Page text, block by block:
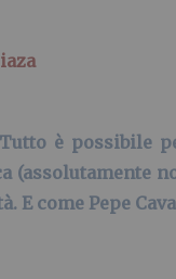
è possibile
(assolutamente
E come Pepe